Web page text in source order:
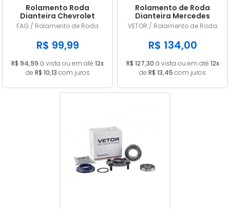
Rolamento Roda
Dianteira Chevrolet
Corsa novo 2002 Até
2012 803775 Original
FAG
FAG / Rolamento de Roda
R$ 99,99
R$ 94,99 à vista ou em até 12x
de R$ 10,13 com juros
Rolamento de Roda
Dianteira Mercedes
Classe A160 E A190 de
1998 à 2005 BAH-0059C
/ 427537
VETOR / Rolamento de Roda
R$ 134,00
R$ 127,30 à vista ou em até 12x
de R$ 13,45 com juros